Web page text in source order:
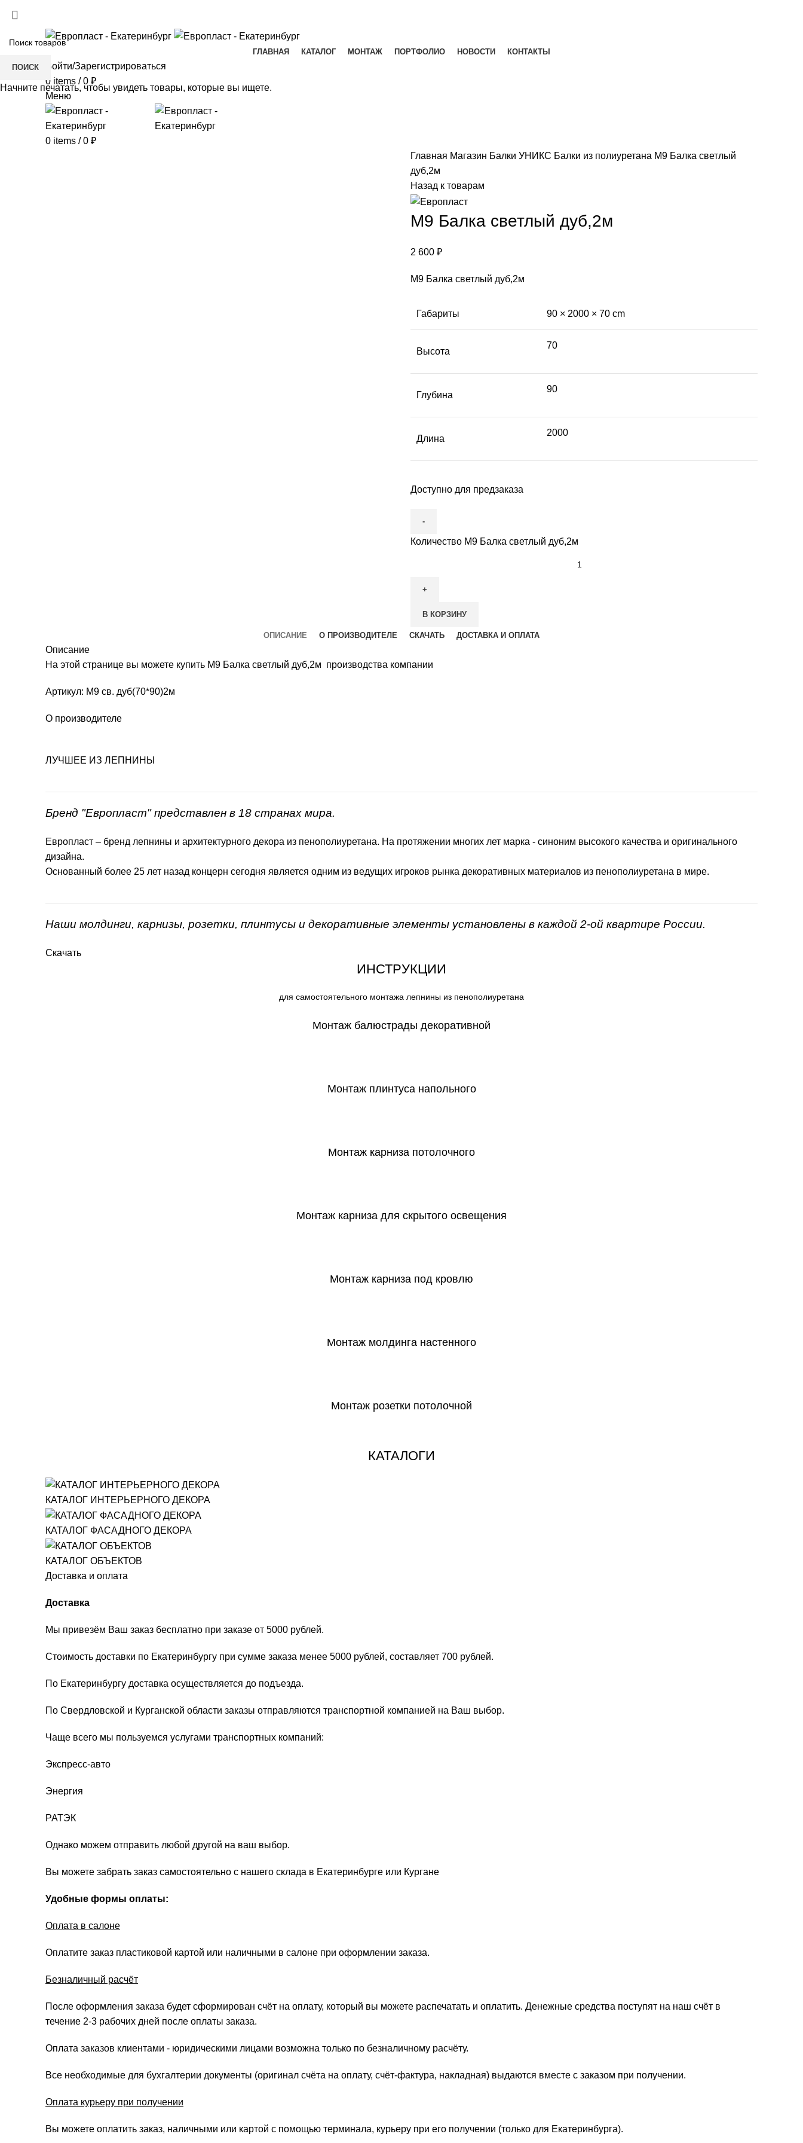
ГЛАВНАЯ КАТАЛОГ МОНТАЖ ПОРТФОЛИО НОВОСТИ КОНТАКТЫ
Войти/Зарегистрироваться
0 items / 0 ₽
Меню
0 items / 0 ₽
Главная Магазин Балки УНИКС Балки из полиуретана М9 Балка светлый
дуб,2м
Назад к товарам
М9 Балка светлый дуб,2м
2 600 ₽
М9 Балка светлый дуб,2м
Габариты 90 × 2000 × 70 cm
Высота
70
Глубина
90
Длина
2000
Доступно для предзаказа
Количество М9 Балка светлый дуб,2м
В КОРЗИНУ
ОПИСАНИЕ О ПРОИЗВОДИТЕЛЕ СКАЧАТЬ ДОСТАВКА И ОПЛАТА
Описание
На этой странице вы можете купить М9 Балка светлый дуб,2м производства компании
Артикул: М9 св. дуб(70*90)2м
О производителе
ЛУЧШЕЕ ИЗ ЛЕПНИНЫ
Бренд "Европласт" представлен в 18 странах мира.
Европласт – бренд лепнины и архитектурного декора из пенополиуретана. На протяжении многих лет марка - синоним высокого качества и оригинального
дизайна.
Основанный более 25 лет назад концерн сегодня является одним из ведущих игроков рынка декоративных материалов из пенополиуретана в мире.
Наши молдинги, карнизы, розетки, плинтусы и декоративные элементы установлены в каждой 2-ой квартире России.
Скачать
ИНСТРУКЦИИ
для самостоятельного монтажа лепнины из пенополиуретана
Монтаж балюстрады декоративной
Монтаж плинтуса напольного
Монтаж карниза потолочного
Монтаж карниза для скрытого освещения
Монтаж карниза под кровлю
Монтаж молдинга настенного
Монтаж розетки потолочной
КАТАЛОГИ
КАТАЛОГ ИНТЕРЬЕРНОГО ДЕКОРА
КАТАЛОГ ФАСАДНОГО ДЕКОРА
КАТАЛОГ ОБЪЕКТОВ
Доставка и оплата
Доставка
Мы привезём Ваш заказ бесплатно при заказе от 5000 рублей.
Стоимость доставки по Екатеринбургу при сумме заказа менее 5000 рублей, составляет 700 рублей.
По Екатеринбургу доставка осуществляется до подъезда.
По Свердловской и Курганской области заказы отправляются транспортной компанией на Ваш выбор.
Чаще всего мы пользуемся услугами транспортных компаний:
Экспресс-авто
Энергия
РАТЭК
Однако можем отправить любой другой на ваш выбор.
Вы можете забрать заказ самостоятельно с нашего склада в Екатеринбурге или Кургане
Удобные формы оплаты:
Оплата в салоне
Оплатите заказ пластиковой картой или наличными в салоне при оформлении заказа.
Безналичный расчёт
После оформления заказа будет сформирован счёт на оплату, который вы можете распечатать и оплатить. Денежные средства поступят на наш счёт в
течение 2-3 рабочих дней после оплаты заказа.
Оплата заказов клиентами - юридическими лицами возможна только по безналичному расчёту.
Все необходимые для бухгалтерии документы (оригинал счёта на оплату, счёт-фактура, накладная) выдаются вместе с заказом при получении.
Оплата курьеру при получении
Вы можете оплатить заказ, наличными или картой с помощью терминала, курьеру при его получении (только для Екатеринбурга).
ПОИСК
Начните печатать, чтобы увидеть товары, которые вы ищете.